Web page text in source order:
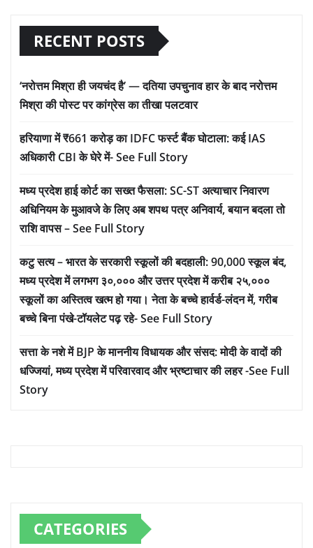
RECENT POSTS
‘नरोत्तम मिश्रा ही जयचंद है’ — दतिया उपचुनाव हार के बाद नरोत्तम
मिश्रा की पोस्ट पर कांग्रेस का तीखा पलटवार
हरियाणा में ₹661 करोड़ का IDFC फर्स्ट बैंक घोटाला: कई IAS
अधिकारी CBI के घेरे में- See Full Story
मध्य प्रदेश हाई कोर्ट का सख्त फैसला: SC-ST अत्याचार निवारण
अधिनियम के मुआवजे के लिए अब शपथ पत्र अनिवार्य, बयान बदला तो
राशि वापस – See Full Story
कटु सत्य – भारत के सरकारी स्कूलों की बदहाली: 90,000 स्कूल बंद,
मध्य प्रदेश में लगभग ३०,००० और उत्तर प्रदेश में करीब २५,०००
स्कूलों का अस्तित्व खत्म हो गया। नेता के बच्चे हार्वर्ड-लंदन में, गरीब
बच्चे बिना पंखे-टॉयलेट पढ़ रहे- See Full Story
सत्ता के नशे में BJP के माननीय विधायक और संसद: मोदी के वादों की
धज्जियां, मध्य प्रदेश में परिवारवाद और भ्रष्टाचार की लहर -See Full
Story
CATEGORIES